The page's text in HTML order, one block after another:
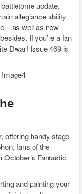
update,
allegiance ability
– as well as new
If you’re a fan
Dwarf Issue 469 is
offering handy stage-
fans of the
October’s Fantastic
and painting your